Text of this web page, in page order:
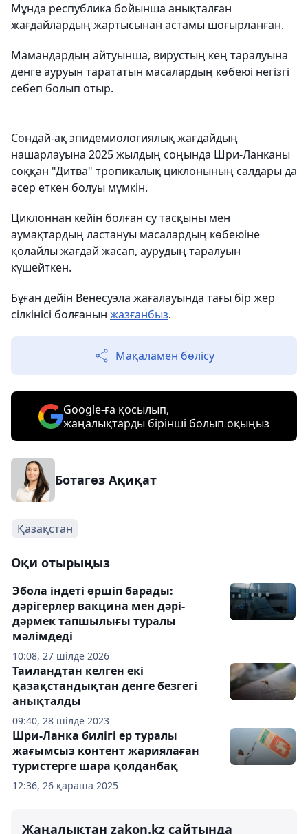
Мұнда республика бойынша анықталған
жағдайлардың жартысынан астамы шоғырланған.
Мамандардың айтуынша, вирустың кең таралуына
денге ауруын тарататын масалардың көбеюі негізгі
себеп болып отыр.
Сондай-ақ эпидемиологиялық жағдайдың
нашарлауына 2025 жылдың соңында Шри-Ланканы
соққан "Дитва" тропикалық циклонының салдары да
әсер еткен болуы мүмкін.
Циклоннан кейін болған су тасқыны мен
аумақтардың ластануы масалардың көбеюіне
қолайлы жағдай жасап, аурудың таралуын
күшейткен.
Бұған дейін Венесуэла жағалауында тағы бір жер
сілкінісі болғанын жазғанбыз.
Мақаламен бөлісу
Google-ға қосылып,
жаңалықтарды бірінші болып оқыңыз
Ботагөз Ақиқат
Қазақстан
Оқи отырыңыз
10:08, 27 шілде 2026
Эбола індеті өршіп барады:
дәрігерлер вакцина мен дәрі-
дәрмек тапшылығы туралы
мәлімдеді
09:40, 28 шілде 2023
Таиландтан келген екі
қазақстандықтан денге безгегі
анықталды
12:36, 26 қараша 2025
Шри-Ланка билігі ер туралы
жағымсыз контент жариялаған
туристерге шара қолданбақ
Жаңалықтан zakon.kz сайтында